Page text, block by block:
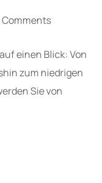
Comments
einen Blick: Von
zum niedrigen
Sie von